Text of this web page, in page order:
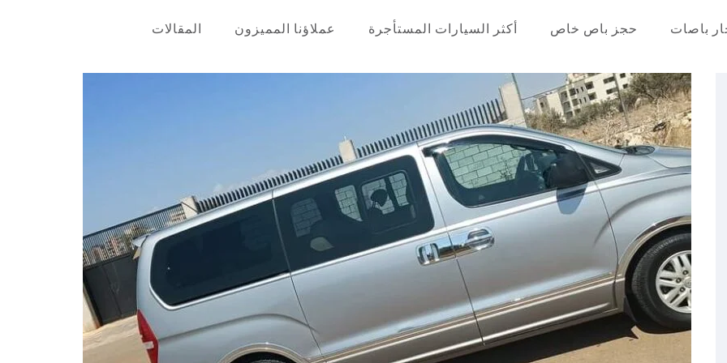
في مصر
باصات حجز باص خاص أكثر السيارات المستأجرة عملاؤنا المميزون
المقالات